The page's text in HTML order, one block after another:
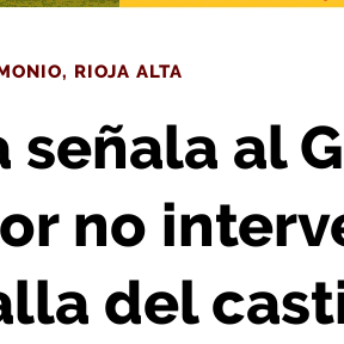
, RIOJA ALTA
señala al
no
del